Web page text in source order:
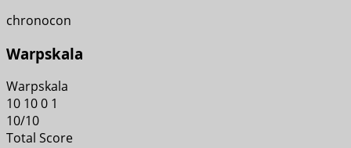
chronocon
Warpskala
Warpskala
10 100 1
10/10
Total Score